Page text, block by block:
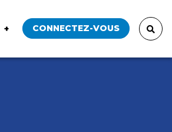
CONNECTEZ-VOUS